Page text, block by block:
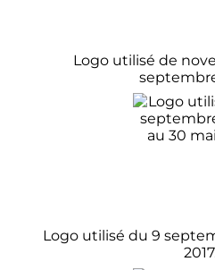
Logo utilisé de
Logo utilisé du 9